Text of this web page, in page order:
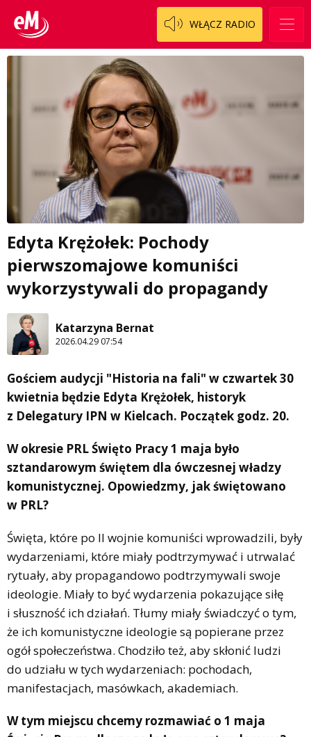
WŁĄCZ RADIO
Edyta Krężołek: Pochody
pierwszomajowe komuniści
wykorzystywali do propagandy
Katarzyna Bernat
2026.04.29 07:54
Gościem audycji "Historia na fali" w czwartek 30
kwietnia będzie Edyta Krężołek, historyk
z Delegatury IPN w Kielcach. Początek godz. 20.
W okresie PRL Święto Pracy 1 maja było
sztandarowym świętem dla ówczesnej władzy
komunistycznej. Opowiedzmy, jak świętowano
w PRL?
Święta, które po II wojnie komuniści wprowadzili, były
wydarzeniami, które miały podtrzymywać i utrwalać
rytuały, aby propagandowo podtrzymywali swoje
ideologie. Miały to być wydarzenia pokazujące siłę
i słuszność ich działań. Tłumy miały świadczyć o tym,
że ich komunistyczne ideologie są popierane przez
ogół społeczeństwa. Chodziło też, aby skłonić ludzi
do udziału w tych wydarzeniach: pochodach,
manifestacjach, masówkach, akademiach.
W tym miejscu chcemy rozmawiać o 1 maja